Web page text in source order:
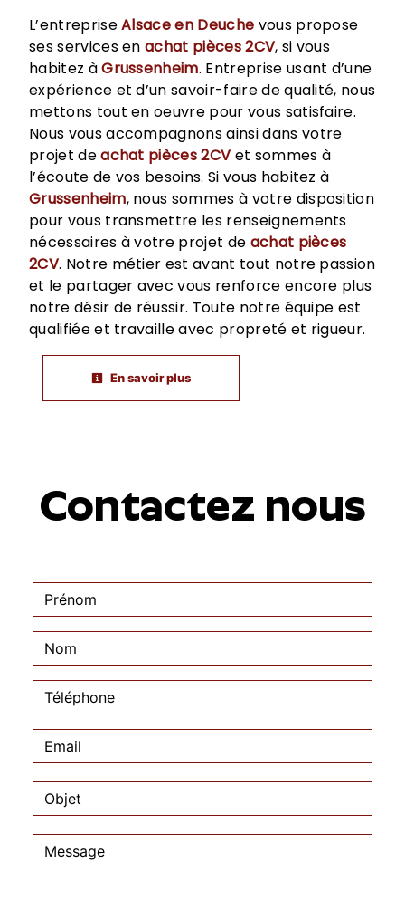
L’entrepriseAlsace en Deuche vous propose
ses services enachat pièces 2CV, si vous
habitez àGrussenheim. Entreprise usant d’une
expérience et d’un savoir-faire de qualité, nous
mettons tout en oeuvre pour vous satisfaire.
Nous vous accompagnons ainsi dans votre
projet deachat pièces 2CV et sommes à
l’écoute de vos besoins. Si vous habitez à
Grussenheim, nous sommes à votre disposition
pour vous transmettre les renseignements
nécessaires à votre projet de achat pièces
2CV. Notre métier est avant tout notre passion
et le partager avec vous renforce encore plus
notre désir de réussir. Toute notre équipe est
qualifiée et travaille avec propreté et rigueur.
En savoir plus
Contactez nous